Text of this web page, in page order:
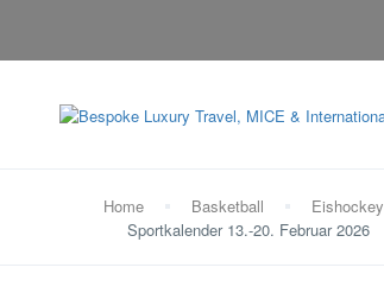
Home Basketball Eishockey
Sportkalender 13.-20. Februar 2026